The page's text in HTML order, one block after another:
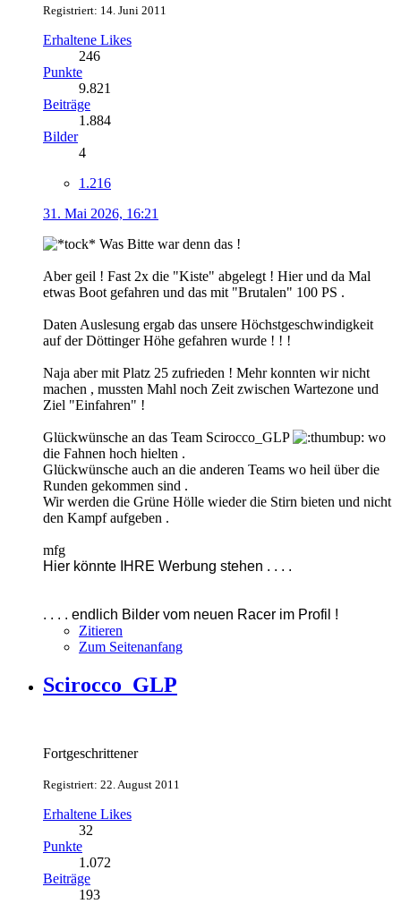
Registriert: 14. Juni 2011
Erhaltene Likes
246
Punkte
9.821
Beiträge
1.884
Bilder
4
1.216
31. Mai 2026, 16:21
Was Bitte war denn das !
Aber geil ! Fast 2x die "Kiste" abgelegt ! Hier und da Mal
etwas Boot gefahren und das mit "Brutalen" 100 PS .
Daten Auslesung ergab das unsere Höchstgeschwindigkeit
auf der Döttinger Höhe gefahren wurde ! ! !
Naja aber mit Platz 25 zufrieden ! Mehr konnten wir nicht
machen , mussten Mahl noch Zeit zwischen Wartezone und
Ziel "Einfahren" !
Glückwünsche an das Team Scirocco_GLP
wo
die Fahnen hoch hielten .
Glückwünsche auch an die anderen Teams wo heil über die
Runden gekommen sind .
Wir werden die Grüne Hölle wieder die Stirn bieten und nicht
den Kampf aufgeben .
mfg
Hier könnte IHRE Werbung stehen . . . .
. . . . endlich Bilder vom neuen Racer im Profil !
Zitieren
Zum Seitenanfang
Scirocco_GLP
Fortgeschrittener
Registriert: 22. August 2011
Erhaltene Likes
32
Punkte
1.072
Beiträge
193